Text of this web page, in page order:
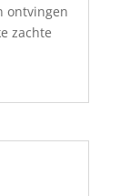
ontvingen
zachte